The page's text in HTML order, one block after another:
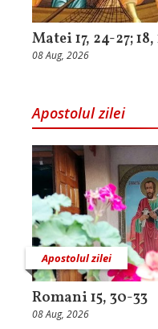
Matei 17, 24-27; 18,
08 Aug, 2026
Apostolul zilei
Apostolul zilei
Romani 15, 30-33
08 Aug, 2026